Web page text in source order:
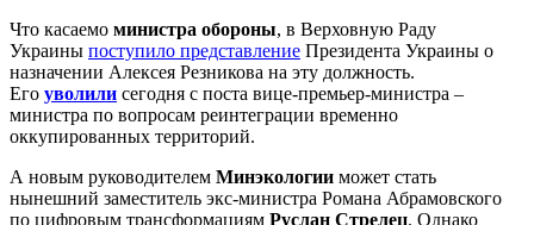
Что касаемо министра обороны, в Верховную Раду
Украины поступило представление Президента Украины о
назначении Алексея Резникова на эту должность.
Его уволили сегодня с поста вице-премьер-министра –
министра по вопросам реинтеграции временно
оккупированных территорий.
А новым руководителем Минэкологии может стать
нынешний заместитель экс-министра Романа Абрамовского
по цифровым трансформациям Руслан Стрелец. Однако